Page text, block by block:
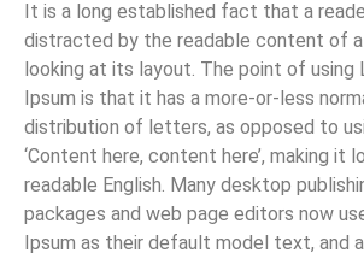
It is a long established fact that a
distracted by the readable content of a
looking at its layout. The point of using
Ipsum is that it has a more-or-less
distribution of letters, as opposed to
‘Content here, content here’, making it
readable English. Many desktop
packages and web page editors now
Ipsum as their default model text, and